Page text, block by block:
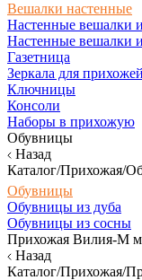
Вешалки настенные
Настенные вешалки
Настенные вешалки
Газетница
Зеркала для прихожей
Ключницы
Консоли
Наборы в прихожую
Обувницы
Назад
Каталог/Прихожая/
Обувницы
Обувницы из дуба
Обувницы из сосны
Прихожая Вилия-М
Назад
Каталог/Прихожая/